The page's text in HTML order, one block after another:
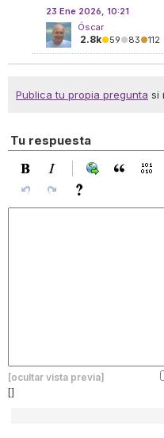
23 Ene 2026, 10:21
Óscar
2.8k●59●83●112
Publica tu propia pregunta si
Tu respuesta
[ocultar vista previa]
[]